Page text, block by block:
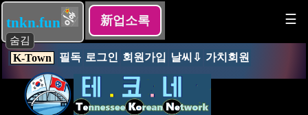
tnkn.fun 新업소록 ☰
K-Town 필독 로그인 회원가입 날씨⇩ 가치회원
숨김